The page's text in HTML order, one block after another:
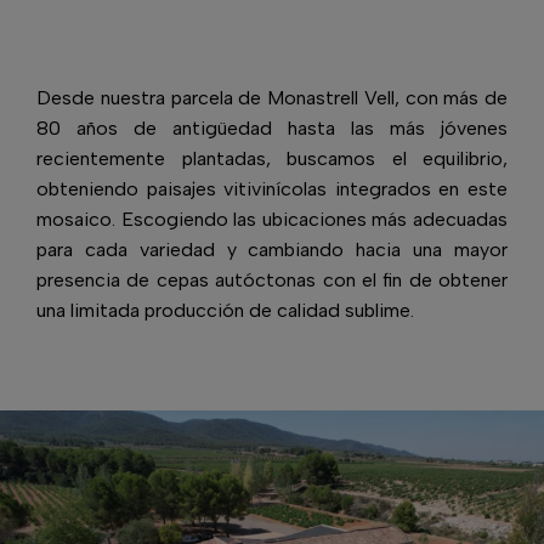
Desde nuestra parcela de Monastrell Vell, con más de
80 años de antigüedad hasta las más jóvenes
recientemente plantadas, buscamos el equilibrio,
obteniendo paisajes vitivinícolas integrados en este
mosaico. Escogiendo las ubicaciones más adecuadas
para cada variedad y cambiando hacia una mayor
presencia de cepas autóctonas con el fin de obtener
una limitada producción de calidad sublime.